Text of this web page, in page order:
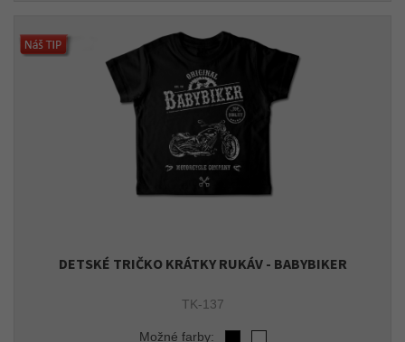
DETSKÉ TRIČKO KRÁTKY RUKÁV - BABYBIKER
TK-137
Možné farby: